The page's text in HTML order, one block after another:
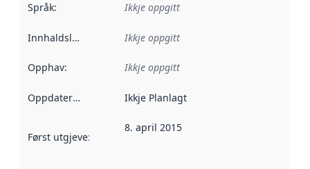
Språk: Ikkje oppgitt
Innhaldsleverandørar :
Ikkje oppgitt
Opphav: Ikkje oppgitt
Oppdateringsfrekvens :
Ikkje Planlagt
Først utgjeve: Denne datoen seier når dataa i dette
8. april 2015